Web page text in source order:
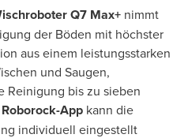
Q7 Max+ nimmt
der Böden mit höchster
aus einem leistungsstarken
und Saugen,
Reinigung bis zu sieben
Roborock-App kann die
individuell eingestellt